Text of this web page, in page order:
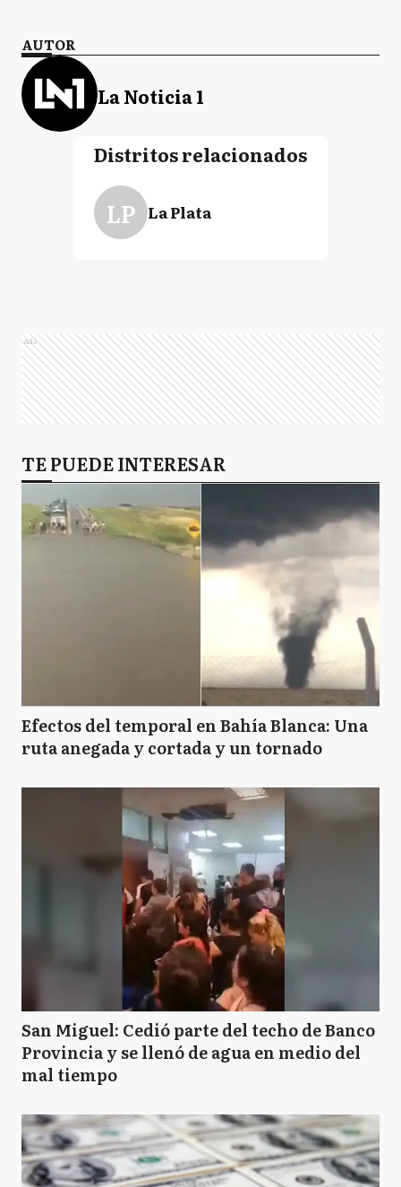
AUTOR
La Noticia 1
Distritos relacionados
LP La Plata
Ads
TE PUEDE INTERESAR
Efectos del temporal en Bahía Blanca: Una
ruta anegada y cortada y un tornado
San Miguel: Cedió parte del techo de Banco
Provincia y se llenó de agua en medio del
mal tiempo